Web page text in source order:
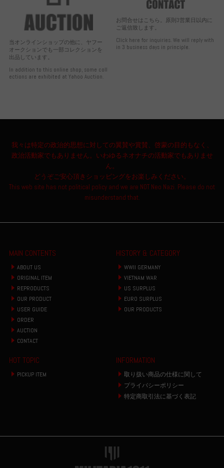
当オンラインショップの他に、ヤフー
オークションでも一部コレクションを
出品しています。
In addition to this online shop, some coll
ections are exhibited at Yahoo Auction.
お問合せはこちら。原則3営業日以内に
ご返信致します。
Click here for inquiries. We will reply with
in 3 business days in principle.
我々は特定の政治的思想に対しての翼賛や賞賛、啓蒙の目的もなく、
政治活動家でもありません。いわゆるネオナチの活動家でもありませ
ん。
どうぞご安心頂きショッピングをお楽しみください。
This web site has not political policy and we are NOT Neo Nazi. Please do not
misunderstand that.
MAIN CONTENTS
ABOUT US
ORIGINAL ITEM
REPRODUCTS
OUR PRODUCT
USER GUIDE
ORDER
AUCTION
CONTACT
HISTORY & CATEGORY
WWII GERMANY
VIETNAM WAR
US SURPLUS
EURO SURPLUS
OUR PRODUCTS
HOT TOPIC
PICKUP ITEM
INFORMATION
取り扱い商品の仕様に関して
プライバシーポリシー
特定商取引法に基づく表記